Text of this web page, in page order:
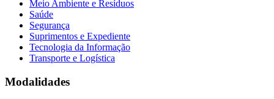
Meio Ambiente e Resíduos
Saúde
Segurança
Suprimentos e Expediente
Tecnologia da Informação
Transporte e Logística
Modalidades